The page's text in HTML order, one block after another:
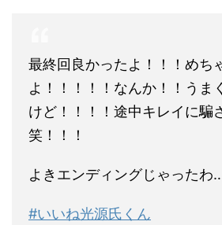
最終回良かったよ！！！めち
よ！！！！！なんか！！うま
けど！！！！途中キレイに騙
笑！！！
よきエンディングじゃったわ
#いいね光源氏くん